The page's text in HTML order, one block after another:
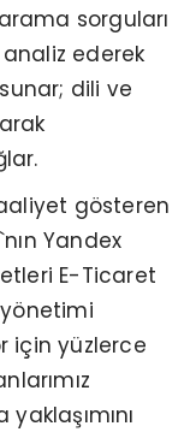
sorguları
ederek
dili ve
gösteren
Yandex
E-Ticaret
için yüzlerce